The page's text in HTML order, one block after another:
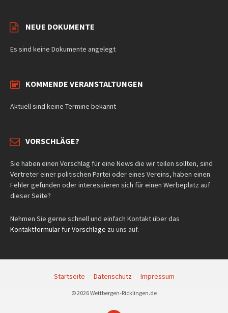
NEUE DOKUMENTE
Es sind keine Dokumente angelegt
KOMMENDE VERANSTALTUNGEN
Aktuell sind keine Termine bekannt
VORSCHLÄGE?
Sie haben einen Vorschlag für eine News die wir teilen sollten, sind
Vertreter einer politischen Partei oder eines Vereins, haben einen
Fehler gefunden oder interessieren sich für einen Werbeplatz auf
dieser Seite?
Nehmen Sie gerne schnell und einfach Kontakt über das
Kontaktformular für Vorschläge zu uns auf.
Startseite Datenschutz Impressum
© 2026 Wettbergen-Ricklingen.de